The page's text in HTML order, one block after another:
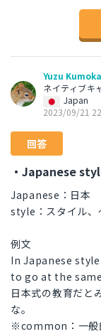
Yuzu
ネイティブキ
Japan
2023/09/21
回答
・Japanese
Japanese：日本
style：スタイル、
例文
In Japanese
to go at the
日本式の教育だと
な。
※common：一般